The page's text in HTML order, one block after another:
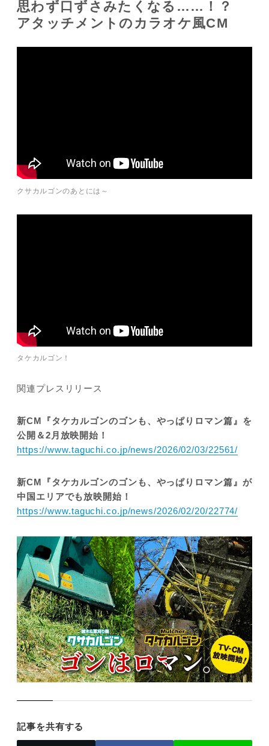
思わず口ずさみたくなる……！？
アタッチメントのカラオケ風CM
クサカルゴンのあとには～
タケカルゴン！
関連プレスリリース
新CM『タケカルゴンのゴンも、やっぱりロマン篇』を
公開＆2月放映開始！
https://www.taguchi.co.jp/news/2026/02/03/22561/
新CM『タケカルゴンのゴンも、やっぱりロマン篇』が
中国エリアでも放映開始！
https://www.taguchi.co.jp/news/2026/02/20/22774/
記事を共有する